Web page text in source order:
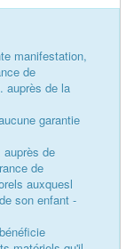
manifestation,
de
auprès de la
garantie
de
de
auxquesl
son enfant -